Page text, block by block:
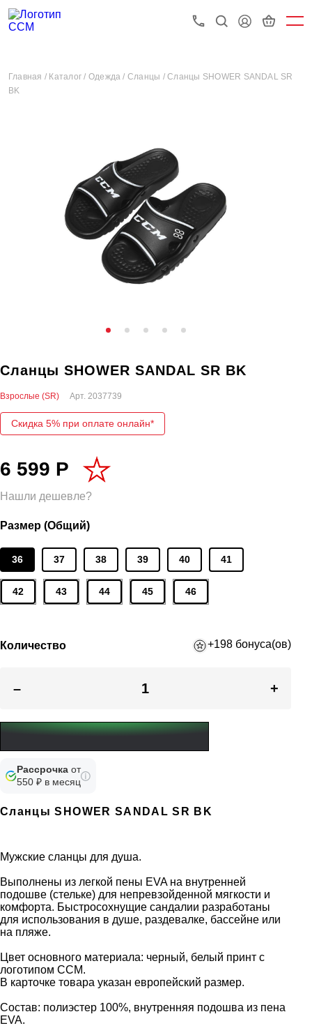
Главная / Каталог / Одежда / Сланцы /Сланцы SHOWER SANDAL SR
BK
Сланцы SHOWER SANDAL SR BK
Взрослые (SR) Арт. 2037739
Скидка 5% при оплате онлайн*
6 599 Р
Нашли дешевле?
Размер (Общий)
36 37 38 39 40 41
42 43 44 45 46
Количество +198 бонуса(ов)
– +
Рассрочка от
550 ₽ в месяц
Сланцы SHOWER SANDAL SR BK
Мужские сланцы для душа.
Выполнены из легкой пены EVA на внутренней
подошве (стельке) для непревзойденной мягкости и
комфорта. Быстросохнущие сандалии разработаны
для использования в душе, раздевалке, бассейне или
на пляже.
Цвет основного материала: черный, белый принт с
логотипом ССМ.
В карточке товара указан европейский размер.
Состав: полиэстер 100%, внутренняя подошва из пена
EVA.